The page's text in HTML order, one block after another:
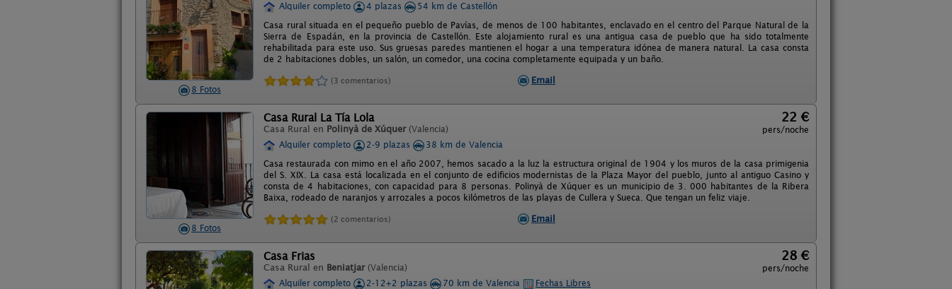
8 Fotos
Alquiler completo
4 plazas
54 km de Castellón
Casa rural situada en el pequeño pueblo de Pavías, de menos de 100 habitantes, enclavado en el centro del Parque Natural de la
Sierra de Espadán, en la provincia de Castellón. Este alojamiento rural es una antigua casa de pueblo que ha sido totalmente
rehabilitada para este uso. Sus gruesas paredes mantienen el hogar a una temperatura idónea de manera natural. La casa consta
de 2 habitaciones dobles, un salón, un comedor, una cocina completamente equipada y un baño.
(3 comentarios) Email
8 Fotos
Casa Rural La Tía Lola
Casa Rural en Polinyà de Xúquer (Valencia)
22 €
pers/noche
Alquiler completo
2-9 plazas
38 km de Valencia
Casa restaurada con mimo en el año 2007, hemos sacado a la luz la estructura original de 1904 y los muros de la casa primigenia
del S. XIX. La casa está localizada en el conjunto de edificios modernistas de la Plaza Mayor del pueblo, junto al antiguo Casino y
consta de 4 habitaciones, con capacidad para 8 personas. Polinyà de Xúquer es un municipio de 3. 000 habitantes de la Ribera
Baixa, rodeado de naranjos y arrozales a pocos kilómetros de las playas de Cullera y Sueca. Que tengan un feliz viaje.
(2 comentarios) Email
Casa Frias
Casa Rural en Beniatjar (Valencia)
28 €
pers/noche
Alquiler completo
2-12+2 plazas 70 km de Valencia
Fechas Libres